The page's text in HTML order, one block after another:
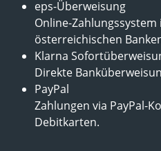
eps-Überweisung
Online-
österreichischen
Klarna
Direkte
PayPal
Zahlungen via PayPal-
Debitkarten.